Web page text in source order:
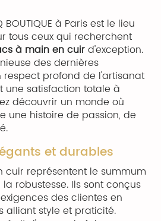
BOUTIQUE à Paris est le lieu
tous ceux qui recherchent
à main en cuird'exception.
des dernières
profond de l'artisanat
satisfaction totale à
découvrir un monde où
une histoire de passion, de
et durables
cuir représentent le summum
robustesse. Ils sont conçus
des clientes en
alliant style et praticité.